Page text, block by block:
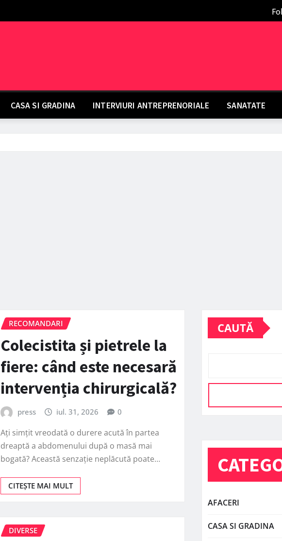
CASA SI GRADINA INTERVIURI ANTREPRENORIALE SANATATE
RECOMANDARI
Colecistita și pietrele la
fiere: când este necesară
intervenția chirurgicală?
press iul. 31, 2026 0
Ați simțit vreodată o durere acută în partea
dreaptă a abdomenului după o masă mai
bogată? Această senzație neplăcută poate…
CITEȘTE MAI MULT
DIVERSE
CAUTĂ
AFACERI
CASA SI GRADINA